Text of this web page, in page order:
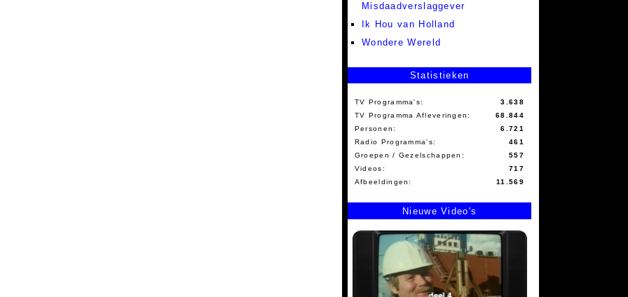
Misdaadverslaggever
Ik Hou van Holland
Wondere Wereld
Statistieken
TV Programma's:
3.638
TV Programma Afleveringen:
68.844
Personen:
6.721
Radio Programma's:
461
Groepen / Gezelschappen:
557
Videos:
717
Afbeeldingen:
11.569
Nieuwe Video's